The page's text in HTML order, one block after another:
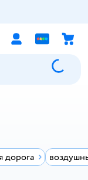
дорога